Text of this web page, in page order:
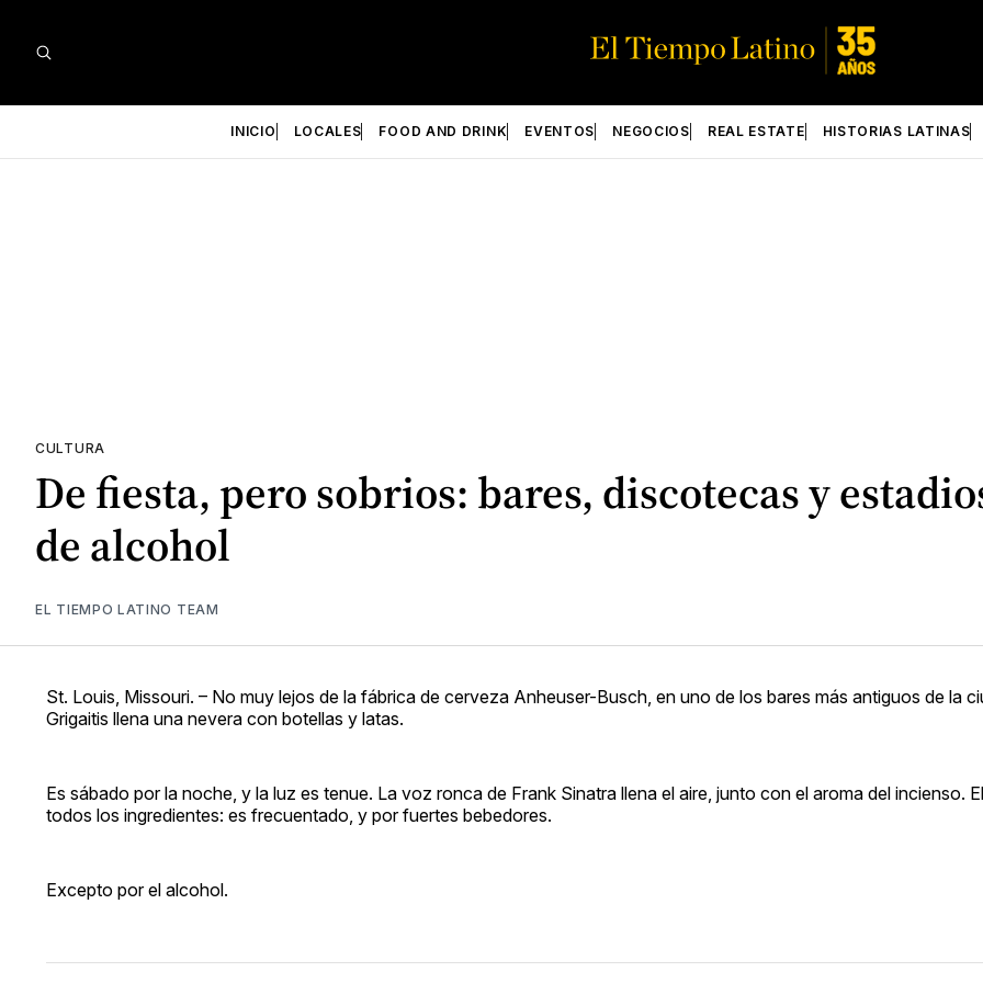
INICIO LOCALES FOOD AND DRINK EVENTOS NEGOCIOS REAL ESTATE HISTORIAS LATINAS
CULTURA
De fiesta, pero sobrios: bares, discotecas y
de alcohol
EL TIEMPO LATINO TEAM
St. Louis, Missouri. – No muy lejos de la fábrica de cerveza Anheuser-Busch, en uno de los bares más antiguos de la
Grigaitis llena una nevera con botellas y latas.
Es sábado por la noche, y la luz es tenue. La voz ronca de Frank Sinatra llena el aire, junto con el aroma del incienso.
todos los ingredientes: es frecuentado, y por fuertes bebedores.
Excepto por el alcohol.